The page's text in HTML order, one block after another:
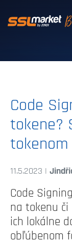
Code
tokene?
tokenom
11.5.2023 |
Code
na tokenu či
ich lokálne
obľúbenom